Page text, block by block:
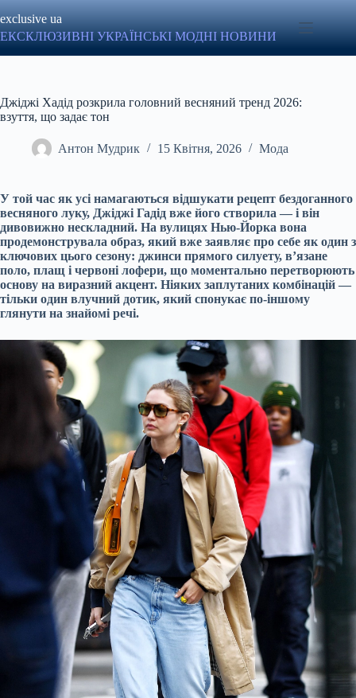
до
вмісту
exclusive ua
ЕКСКЛЮЗИВНІ УКРАЇНСЬКІ МОДНІ НОВИНИ
Джіджі Хадід розкрила головний весняний тренд 2026:
взуття, що задає тон
Антон Мудрик 15 Квітня, 2026 Мода
У той час як усі намагаються відшукати рецепт бездоганного
весняного луку, Джіджі Гадід вже його створила — і він
дивовижно нескладний. На вулицях Нью-Йорка вона
продемонструвала образ, який вже заявляє про себе як один з
ключових цього сезону: джинси прямого силуету, в’язане
поло, плащ і червоні лофери, що моментально перетворюють
основу на виразний акцент. Ніяких заплутаних комбінацій —
тільки один влучний дотик, який спонукає по-іншому
глянути на знайомі речі.